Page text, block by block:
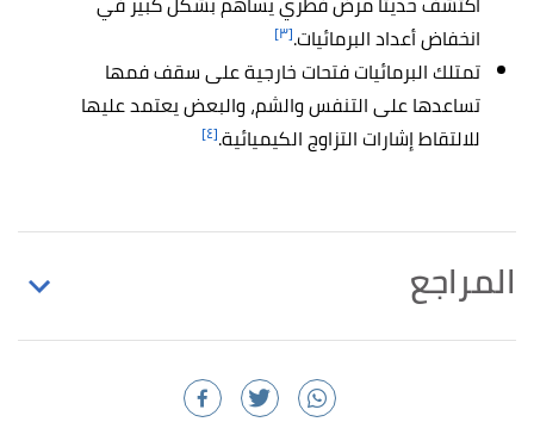
انخفاض أعداد البرمائيات.[٣]
تمتلك البرمائيات فتحات خارجية على سقف فمها
تساعدها على التنفس والشم، والبعض يعتمد عليها
للالتقاط إشارات التزاوج الكيميائية.[٤]
المراجع
Retrieved 11/4/2021. Edited.